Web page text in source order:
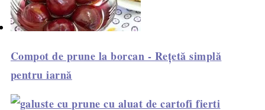
Compot de prune la borcan - Rețetă simplă
pentru iarnă